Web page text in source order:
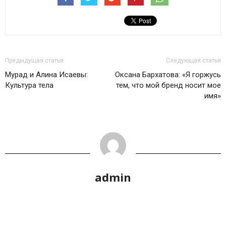
Предыдущая статья
Мурад и Алина Исаевы:
Культура тела
Следующая статья
Оксана Бархатова: «Я горжусь
тем, что мой бренд носит мое
имя»
admin